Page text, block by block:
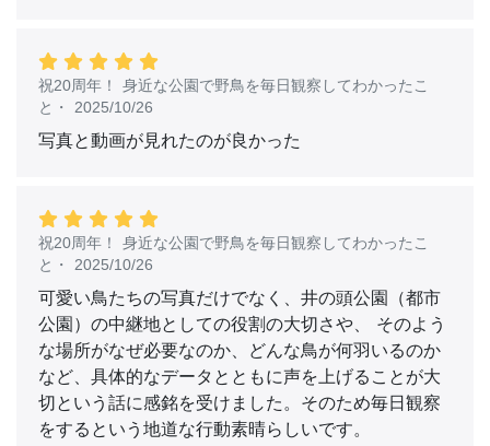
祝20周年！ 身近な公園で野鳥を毎日観察してわかったこ
と ・ 2025/10/26
写真と動画が見れたのが良かった
祝20周年！ 身近な公園で野鳥を毎日観察してわかったこ
と ・ 2025/10/26
可愛い鳥たちの写真だけでなく、井の頭公園（都市
公園）の中継地としての役割の大切さや、 そのよう
な場所がなぜ必要なのか、どんな鳥が何羽いるのか
など、具体的なデータとともに声を上げることが大
切という話に感銘を受けました。そのため毎日観察
をするという地道な行動素晴らしいです。